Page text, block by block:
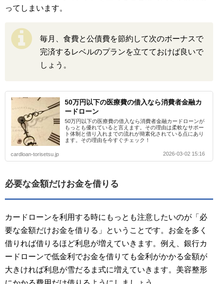
ってしまいます。
毎月、食費と公債費を節約して次のボーナスで
完済するレベルのプランを立てておけば良いで
しょう。
50万円以下の医療費の借入なら消費者金融カ
ードローン
50万円以下の医療費の借入なら消費者金融カードローンが
もっとも優れていると言えます。その理由は柔軟なサポー
ト体制と借り入れまでの流れが簡素化されている点にあり
ます。その理由を今すぐチェック！
cardloan-torisetsu.jp 2026-03-02 15:16
必要な金額だけお金を借りる
カードローンを利用する時にもっとも注意したいのが「必
要な金額だけお金を借りる」ということです。お金を多く
借りれば借りるほど利息が増えていきます。例え、銀行カ
ードローンで低金利でお金を借りても金利がかかる金額が
大きければ利息が雪だるま式に増えていきます。美容整形